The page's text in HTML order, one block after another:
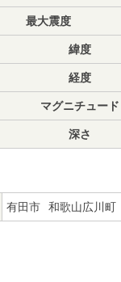
最大震度
緯度
経度
マグニチュード
深さ
有田市 和歌山広川町